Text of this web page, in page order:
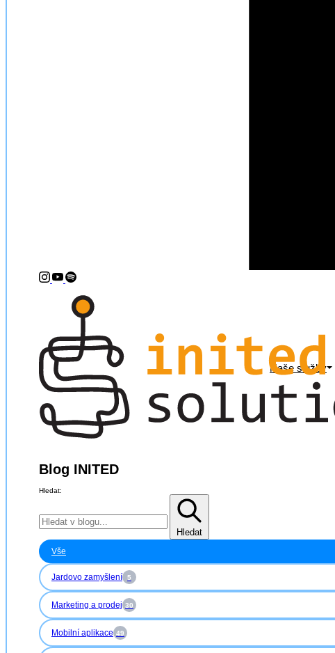
Naše služby
Blog INITED
Hledat:
Hledat
Vše
Jardovo zamyšlení 5
Marketing a prodej 30
Mobilní aplikace 49